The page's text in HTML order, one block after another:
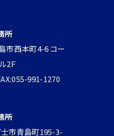
所
市西本町4-6 コー
2Ｆ
991-1270
所
市青島町195-3-